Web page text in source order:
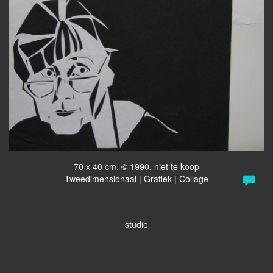
70 x 40 cm, © 1990, niet te koop
Tweedimensionaal | Grafiek | Collage
studie